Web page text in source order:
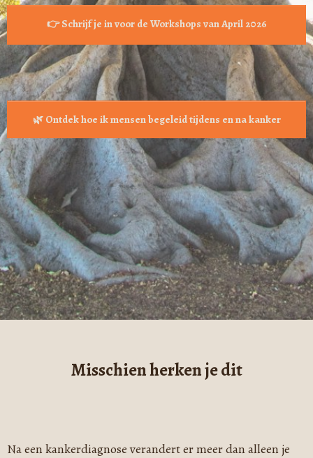
👉 Schrijf je in voor de Workshops van April 2026
🌿 Ontdek hoe ik mensen begeleid tijdens en na kanker
Misschien herken je dit
Na een kankerdiagnose verandert er meer dan alleen je